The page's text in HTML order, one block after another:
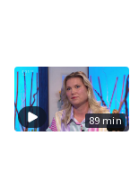
89 min